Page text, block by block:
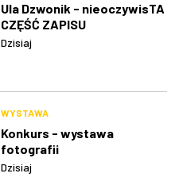
Ula Dzwonik - nieoczywisTA
CZĘŚĆ ZAPISU
Dzisiaj
WYSTAWA
Konkurs - wystawa
fotografii
Dzisiaj